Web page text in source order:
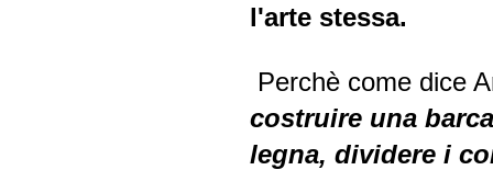
l'arte stessa.
Perchè come dice
costruire una
legna, dividere i